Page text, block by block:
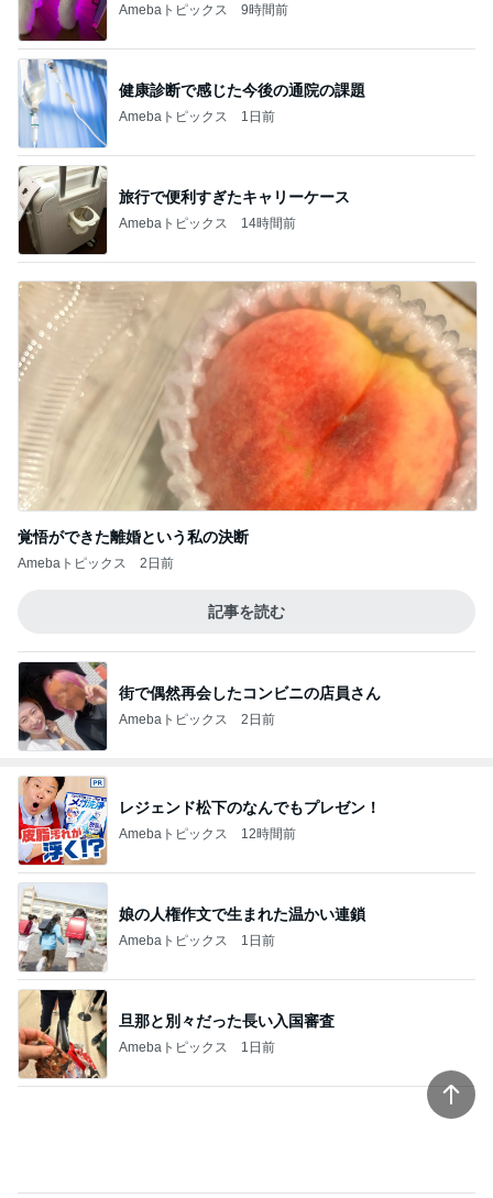
Amebaトピックス 9時間前
健康診断で感じた今後の通院の課題
Amebaトピックス 1日前
旅行で便利すぎたキャリーケース
Amebaトピックス 14時間前
覚悟ができた離婚という私の決断
Amebaトピックス 2日前
記事を読む
街で偶然再会したコンビニの店員さん
Amebaトピックス 2日前
レジェンド松下のなんでもプレゼン！
Amebaトピックス 12時間前
娘の人権作文で生まれた温かい連鎖
Amebaトピックス 1日前
旦那と別々だった長い入国審査
Amebaトピックス 1日前